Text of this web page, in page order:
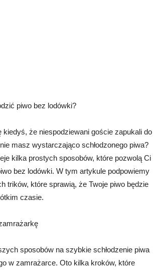
piwo bez lodówki?
kiedyś, że niespodziewani goście zapukali do
masz wystarczająco schłodzonego piwa?
kilka prostych sposobów, które pozwolą Ci
bez lodówki. W tym artykule podpowiemy
trików, które sprawią, że Twoje piwo będzie
czasie.
sposobów na szybkie schłodzenie piwa
w zamrażarce. Oto kilka kroków, które